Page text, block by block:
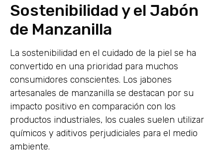
Sostenibilidad y el Jabón
de Manzanilla
La sostenibilidad en el cuidado de la piel se ha
convertido en una prioridad para muchos
consumidores conscientes. Los jabones
artesanales de manzanilla se destacan por su
impacto positivo en comparación con los
productos industriales, los cuales suelen utilizar
químicos y aditivos perjudiciales para el medio
ambiente.